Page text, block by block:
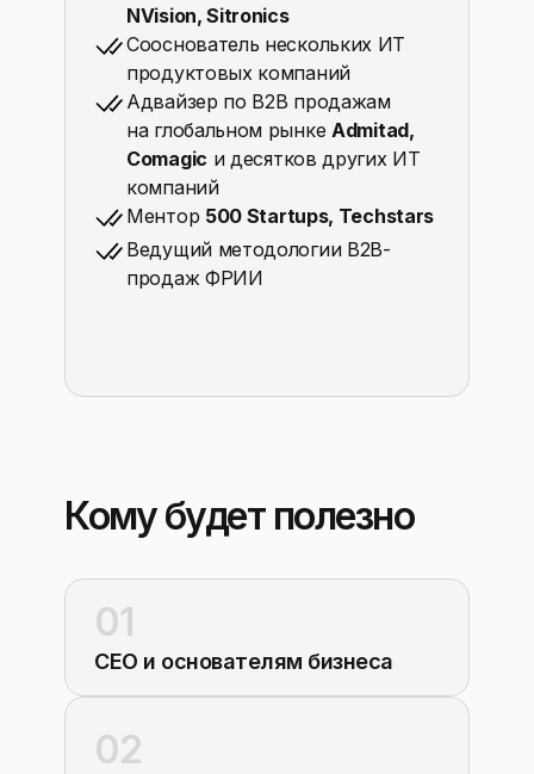
NVision, Sitronics
Сооснователь нескольких ИТ
продуктовых компаний
Адвайзер по B2B продажам
на глобальном рынке Admitad,
Comagic и десятков других ИТ
компаний
Ментор 500 Startups, Techstars
Ведущий методологии B2B-
продаж ФРИИ
Кому будет полезно
01
CEO и основателям бизнеса
02